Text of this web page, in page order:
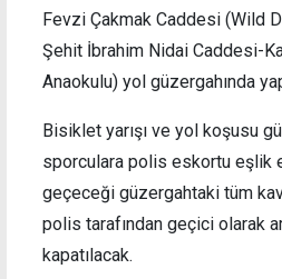
Fevzi Çakmak Caddesi (Wild
Şehit İbrahim Nidai Caddesi-
Anaokulu) yol güzergahında
Bisiklet yarışı ve yol koşusu
sporculara polis eskortu eşlik
geçeceği güzergahtaki tüm
polis tarafından geçici olarak
kapatılacak.